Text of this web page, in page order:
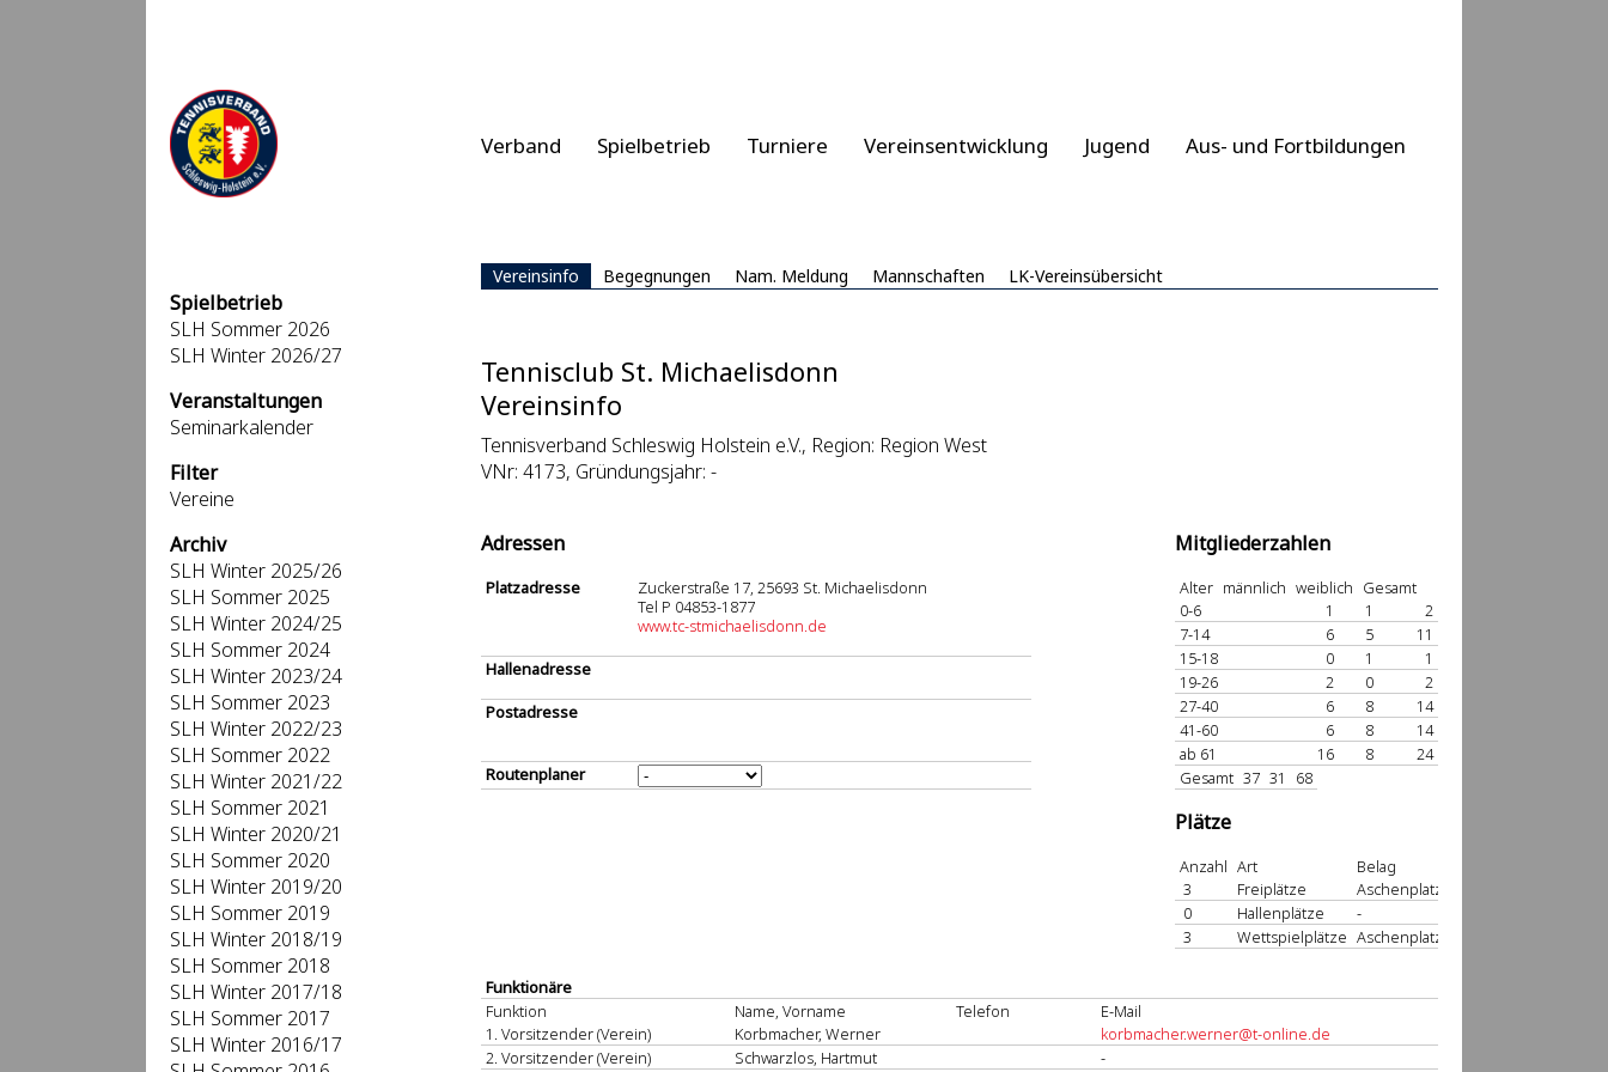
Verband Spielbetrieb Turniere Vereinsentwicklung Jugend Aus- und Fortbildungen
Vereinsinfo Begegnungen Nam. Meldung Mannschaften LK-Vereinsübersicht
Spielbetrieb
SLH Sommer 2026
SLH Winter 2026/27
Veranstaltungen
Seminarkalender
Filter
Vereine
Archiv
SLH Winter 2025/26
SLH Sommer 2025
SLH Winter 2024/25
SLH Sommer 2024
SLH Winter 2023/24
SLH Sommer 2023
SLH Winter 2022/23
SLH Sommer 2022
SLH Winter 2021/22
SLH Sommer 2021
SLH Winter 2020/21
SLH Sommer 2020
SLH Winter 2019/20
SLH Sommer 2019
SLH Winter 2018/19
SLH Sommer 2018
SLH Winter 2017/18
SLH Sommer 2017
SLH Winter 2016/17
Tennisclub St. Michaelisdonn
Vereinsinfo
Tennisverband Schleswig Holstein e.V., Region: Region West
VNr: 4173, Gründungsjahr: -
Adressen
Platzadresse
Zuckerstraße 17, 25693 St. Michaelisdonn
Tel P 04853-1877
www.tc-stmichaelisdonn.de
Hallenadresse
Postadresse
Routenplaner
Mitgliederzahlen
Alter männlich weiblich Gesamt
0-6
1 1
2
7-14
6 5
11
15-18
0 1
1
19-26
2 0
2
27-40
6 8
14
41-60
6 8
14
ab 61
16 8
24
Gesamt 37 31 68
Plätze
Anzahl Art
Belag
3
Freiplätze
Aschenplatz
0
Hallenplätze
-
3
Wettspielplätze Aschenplatz
Funktionäre
Funktion
Name, Vorname Telefon
E-Mail
1. Vorsitzender (Verein)
Korbmacher, Werner
korbmacher.werner@t-online.de
2. Vorsitzender (Verein)
Schwarzlos, Hartmut
-